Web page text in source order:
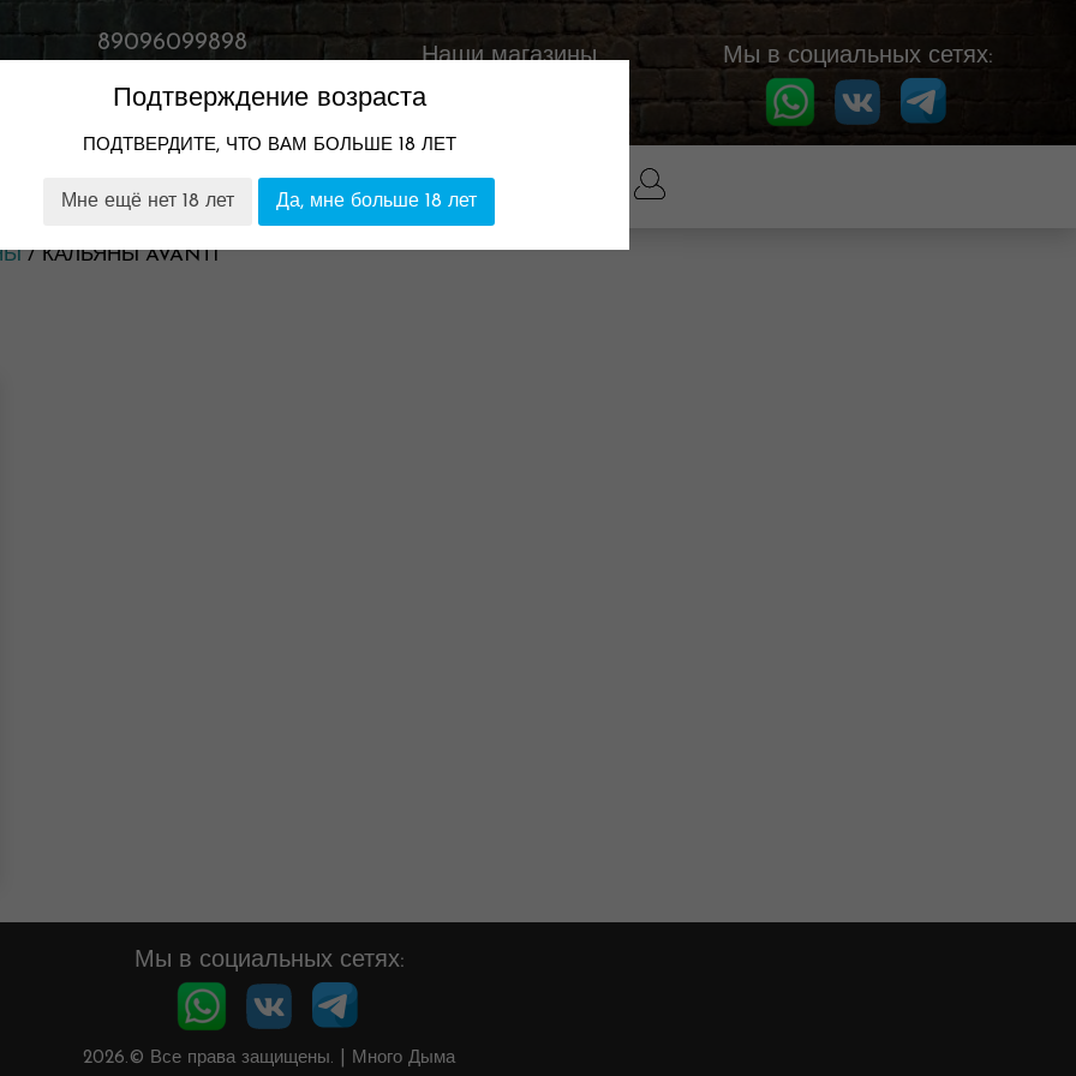
89096099898
11:00-23:00
Наши магазины Мы в социальных сетях:
НАШИ МАГАЗИНЫ ГАРАНТИЯ И ВОЗВРАТ
/ КАЛЬЯНЫ AVANTI
Мы в социальных сетях:
2026.© Все права защищены. Много Дыма
Подтверждение возраста
ПОДТВЕРДИТЕ, ЧТО ВАМ БОЛЬШЕ 18 ЛЕТ
Мне ещё нет 18 лет Да, мне больше 18 лет